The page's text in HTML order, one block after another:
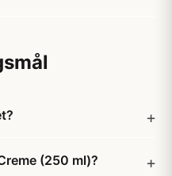
(250 ml)?